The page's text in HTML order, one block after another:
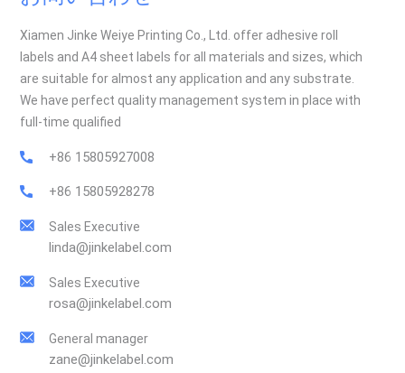
Xiamen Jinke Weiye Printing Co., Ltd. offer adhesive roll
labels and A4 sheet labels for all materials and sizes, which
are suitable for almost any application and any substrate.
We have perfect quality management system in place with
full-time qualified
+86 15805927008
+86 15805928278
Sales Executive
linda@jinkelabel.com
Sales Executive
rosa@jinkelabel.com
General manager
zane@jinkelabel.com